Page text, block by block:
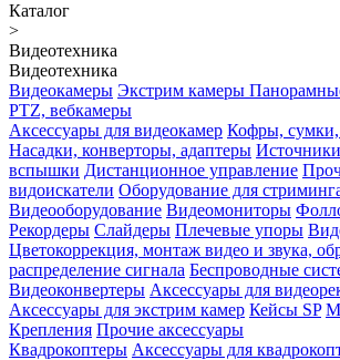
Каталог
>
Видеотехника
Видеотехника
Видеокамеры Экстрим камеры
PTZ, вебкамеры
Аксессуары для видеокамер Кофры,
Насадки, конверторы, адаптеры
вспышки Дистанционное управление
видоискатели Оборудование для
Видеооборудование Видеомониторы
Рекордеры Слайдеры Плечевые упоры
Цветокоррекция, монтаж видео и звука,
распределение сигнала Беспроводные
Видеоконвертеры Аксессуары для
Аксессуары для экстрим камер Кейсы SP
Крепления Прочие аксессуары
Квадрокоптеры Аксессуары для